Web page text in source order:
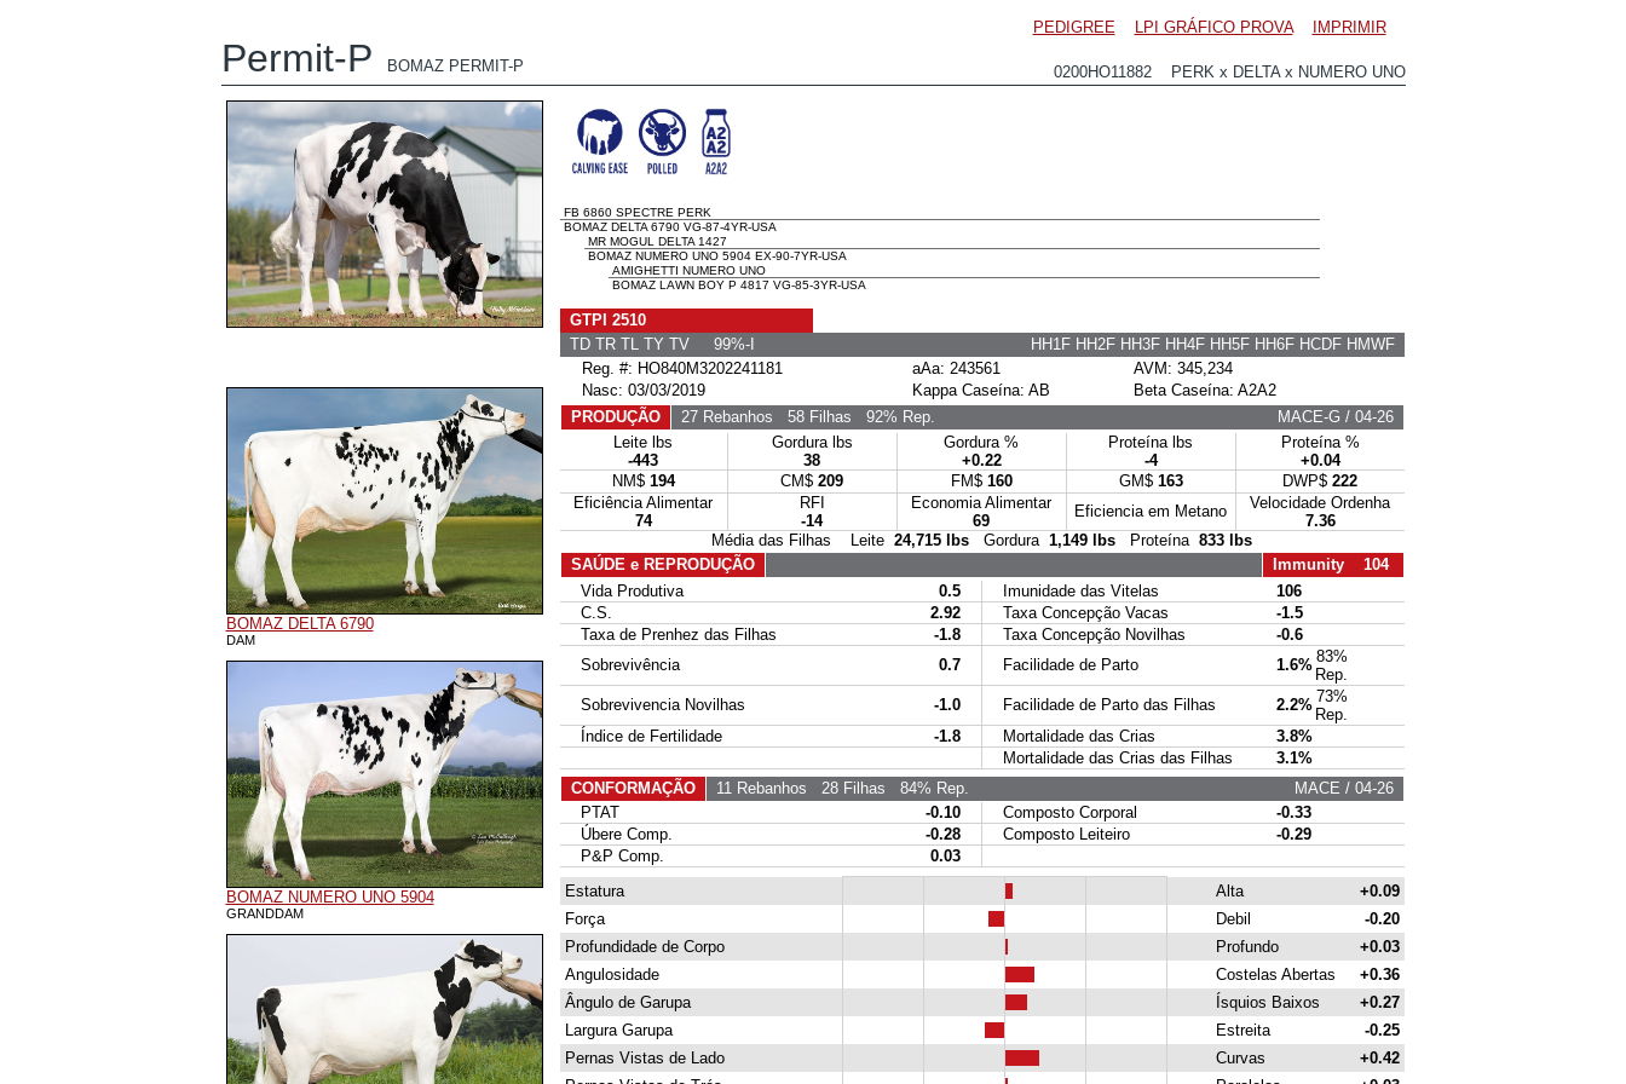
PEDIGREE LPI GRÁFICO PROVA IMPRIMIR
Permit-P BOMAZ PERMIT-P 0200HO11882 PERK x DELTA x NUMERO UNO
BOMAZ DELTA 6790
DAM
BOMAZ NUMERO UNO 5904
GRANDDAM
FB 6860 SPECTRE PERK
BOMAZ DELTA 6790 VG-87-4YR-USA
MR MOGUL DELTA 1427
BOMAZ NUMERO UNO 5904 EX-90-7YR-USA
AMIGHETTI NUMERO UNO
BOMAZ LAWN BOY P 4817 VG-85-3YR-USA
GTPI 2510
TD TR TL TY TV 99%-I
HH1F HH2F HH3F HH4F HH5F HH6F HCDF HMWF
Reg. #: HO840M3202241181
aAa: 243561
AVM: 345,234
Nasc: 03/03/2019
Kappa Caseína: AB
Beta Caseína: A2A2
PRODUÇÃO
27 Rebanhos 58 Filhas 92% Rep.
MACE-G / 04-26
Leite lbs
-443
Gordura lbs
38
Gordura %
+0.22
Proteína lbs
-4
Proteína %
+0.04
NM$ 194 CM$ 209 FM$ 160 GM$ 163 DWP$ 222
Eficiência Alimentar
74
RFI
-14
Economia Alimentar
69
Eficiencia em Metano
Velocidade Ordenha
7.36
Média das Filhas Leite 24,715 lbs Gordura 1,149 lbs Proteína 833 lbs
SAÚDE e REPRODUÇÃO
Immunity 104
Vida Produtiva
0.5 Imunidade das Vitelas
106
C.S.
2.92 Taxa Concepção Vacas
-1.5
Taxa de Prenhez das Filhas
-1.8 Taxa Concepção Novilhas
-0.6
Sobrevivência
0.7 Facilidade de Parto 1.6% 83%
Rep.
Sobrevivencia Novilhas
-1.0 Facilidade de Parto das Filhas 2.2% 73%
Rep.
Índice de Fertilidade
-1.8 Mortalidade das Crias
3.8%
Mortalidade das Crias das Filhas
3.1%
CONFORMAÇÃO
11 Rebanhos 28 Filhas 84% Rep.
MACE / 04-26
PTAT
-0.10 Composto Corporal
-0.33
Úbere Comp.
-0.28 Composto Leiteiro
-0.29
P&P Comp.
0.03
Estatura
Alta
+0.09
Força
Debil
-0.20
Profundidade de Corpo
Profundo
+0.03
Angulosidade
Costelas Abertas
+0.36
Ângulo de Garupa
Ísquios Baixos
+0.27
Largura Garupa
Estreita
-0.25
Pernas Vistas de Lado
Curvas
+0.42